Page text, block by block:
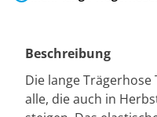
Beschreibung
Die lange
alle, die auch in